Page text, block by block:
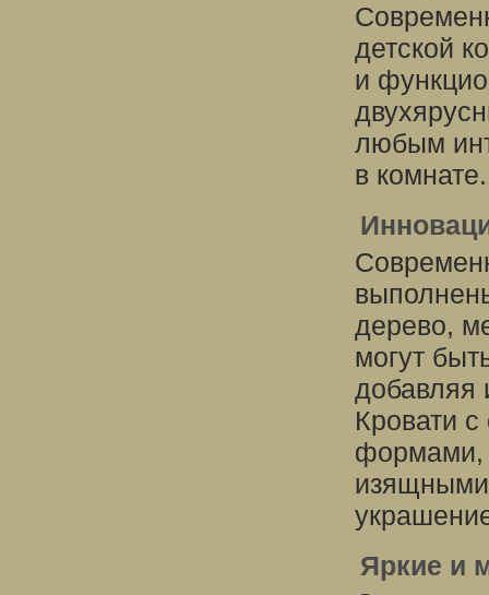
детской
и
любым
в комнате.
дерево,
могут
добавляя
Кровати
формами,
изящными
Яркие и